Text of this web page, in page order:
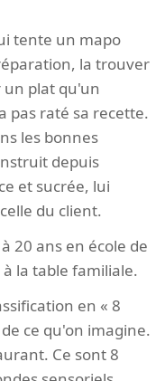
tente un mapo
la trouver
plat qu'un
pas raté sa recette.
les bonnes
depuis
et sucrée, lui
du client.
20 ans en école de
la table familiale.
en « 8
ce qu'on imagine.
Ce sont 8